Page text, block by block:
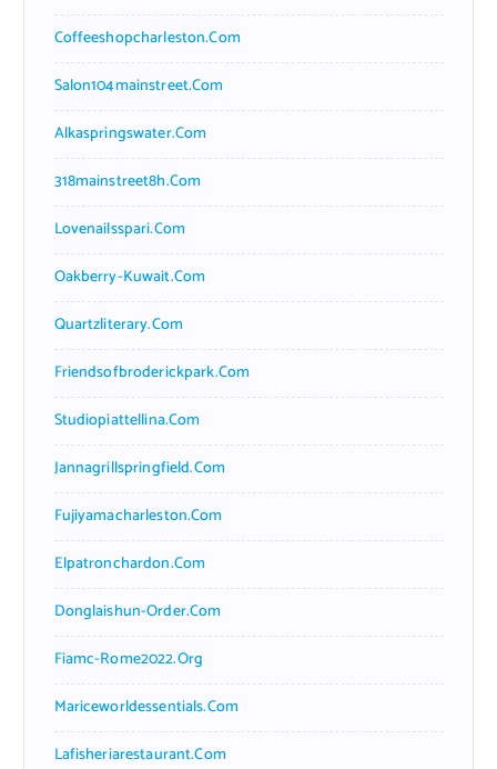
Coffeeshopcharleston.com
Salon104mainstreet.com
Alkaspringswater.com
318mainstreet8h.com
Lovenailsspari.com
Oakberry-Kuwait.com
Quartzliterary.com
Friendsofbroderickpark.com
Studiopiattellina.com
Jannagrillspringfield.com
Fujiyamacharleston.com
Elpatronchardon.com
Donglaishun-Order.com
Fiamc-Rome2022.org
Mariceworldessentials.com
Lafisheriarestaurant.com